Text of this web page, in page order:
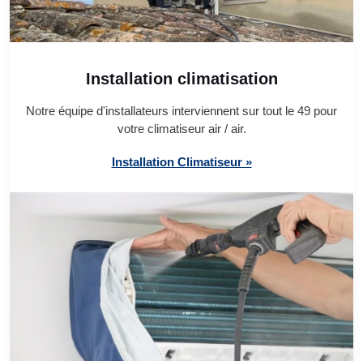
Installation climatisation
Notre équipe d'installateurs interviennent sur tout le 49 pour
votre climatiseur air / air.
Installation Climatiseur »